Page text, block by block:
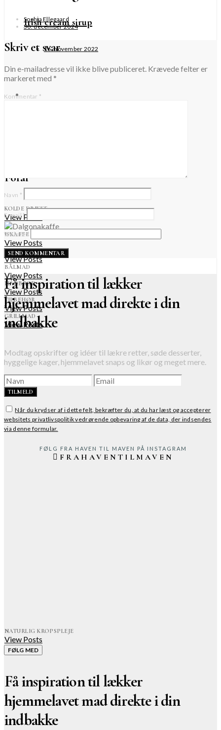
Irish cream sirup
16. november 2022
Forår
KOLDE DRIKKE
View Posts
ISKAFFE
View Posts
DRINKS & COCKTAILS
View Posts
BÅLMAD
View Posts
MADBRØD
View Posts
TILBEHØR
View Posts
GRILLMAD
View Posts
NATURLIG KROPSPLEJE
View Posts
FØLG MED
Få inspiration til lækker
hjemmelavet mad direkte i din
indbakke
Sophia Ellegaard
30. december 2024
Skriv et svar
Din e-mailadresse vil ikke blive publiceret. Krævede felter er
markeret med *
Kommentar *
Navn *
E-mail *
Websted
Få inspiration til lækker
hjemmelavet mad direkte i din
indbakke
Modtag opskrifter og idéer til lækre retter, søde desserter,
hyggelige kager, hjemmelavet snaps og likør og meget mere.
TILMELD
Når du krydser af i dette felt, bekræfter du, at du har læst og accepterer
websitets privatlivspolitik vedrørende opbevaring af de data, der indsendes
via denne formular.
FRAHAVENTILMAVEN
FØLG FRA HAVEN TIL MAVEN PÅ INSTAGRAM